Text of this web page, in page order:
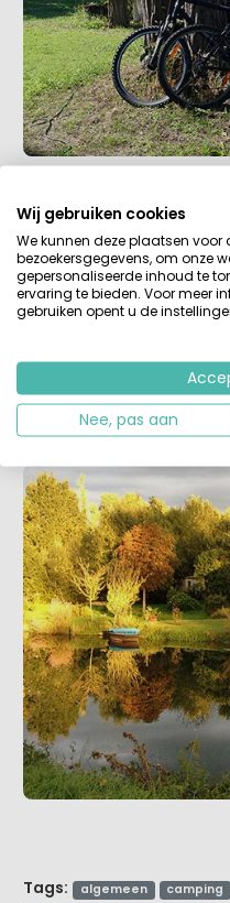
Voorbeelden van
voor ouderen, zijn
Blickin Nederland enSur
Bretonnierein Frankrijk.
comfortabele vakantie!
Tags: algemeen camping
Wij gebruiken cookies
We kunnen deze plaatsen voor
bezoekersgegevens, om onze
gepersonaliseerde inhoud te
ervaring te bieden. Voor meer
gebruiken opent u de
Nee, pas aan